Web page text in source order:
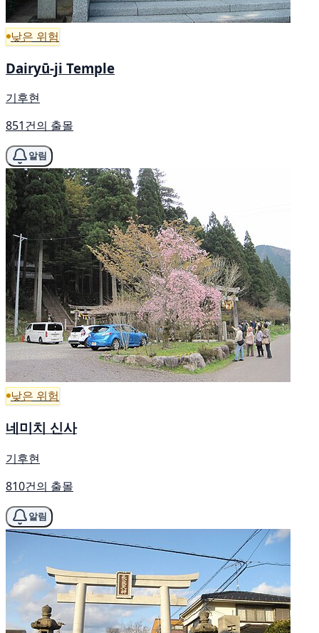
낮은 위험
Dairyū-ji Temple
기후현
851건의 출몰
알림
낮은 위험
네미치 신사
기후현
810건의 출몰
알림